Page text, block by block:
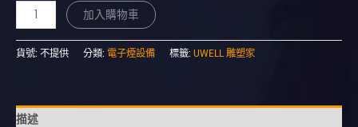
加入購物車
貨號: 不提供 分類: 電子煙設備 標籤: UWELL 雕塑家
描述